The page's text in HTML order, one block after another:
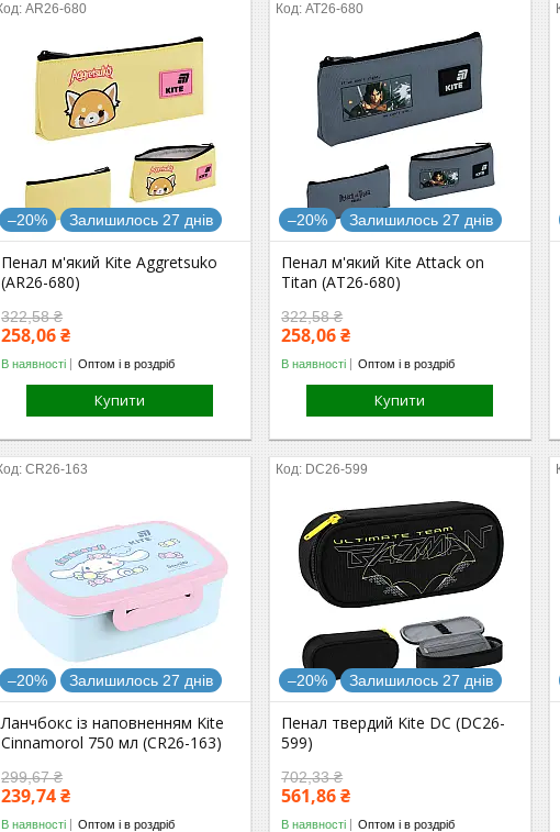
AR26-680
–20% Залишилось 27 днів
Пенал м'який Kite Aggretsuko
(AR26-680)
322,58 ₴
258,06 ₴
В наявності Оптом і в роздріб
Купити
AT26-680
–20% Залишилось 27 днів
Пенал м'який Kite Attack on
Titan (AT26-680)
322,58 ₴
258,06 ₴
В наявності Оптом і в роздріб
Купити
CR26-163
–20% Залишилось 27 днів
Ланчбокс із наповненням Kite
Cinnamorol 750 мл (CR26-163)
299,67 ₴
239,74 ₴
В наявності Оптом і в роздріб
DC26-599
–20% Залишилось 27 днів
Пенал твердий Kite DC (DC26-
599)
702,33 ₴
561,86 ₴
В наявності Оптом і в роздріб